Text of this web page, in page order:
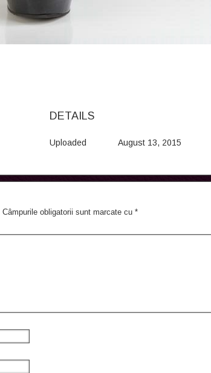
DETAILS
Uploaded August 13, 2015
Câmpurile obligatorii sunt marcate cu *